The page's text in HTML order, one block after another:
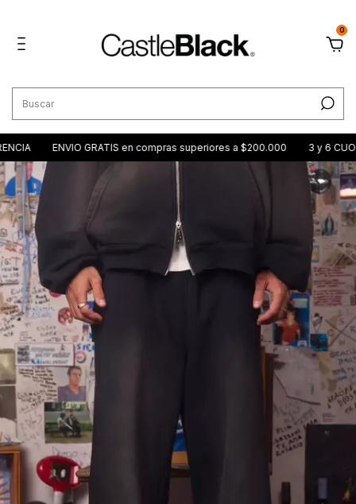
0
ENVIO GRATIS en compras superiores a $200.000 3 y 6